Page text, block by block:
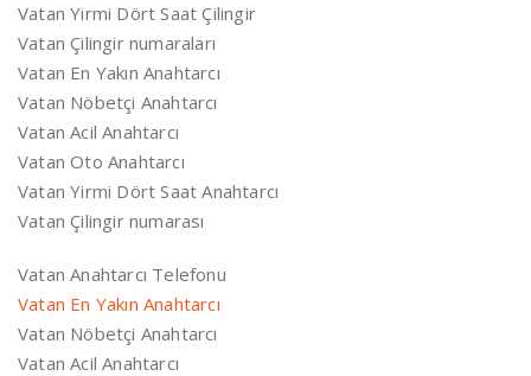
Vatan Yirmi Dört Saat Çilingir
Vatan Çilingir numaraları
Vatan En Yakın Anahtarcı
Vatan Nöbetçi Anahtarcı
Vatan Acil Anahtarcı
Vatan Oto Anahtarcı
Vatan Yirmi Dört Saat Anahtarcı
Vatan Çilingir numarası
Vatan Anahtarcı Telefonu
Vatan En Yakın Anahtarcı
Vatan Nöbetçi Anahtarcı
Vatan Acil Anahtarcı